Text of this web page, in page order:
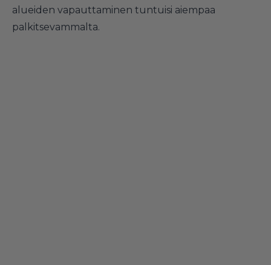
alueiden vapauttaminen tuntuisi aiempaa
palkitsevammalta.